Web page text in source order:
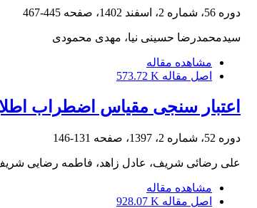
دوره 56، شماره 2، اسفند 1402، صفحه 445-467
سیدمحمدرضا حسینی نیا، مهدی محمودی
مشاهده مقاله
اصل مقاله 573.72 K
اعتبار سنجی مقیاس اضطراب
دوره 52، شماره 2، 1397، صفحه 131-146
علی رضائی شریف، عادل زاهد، فاطمه رضایی
مشاهده مقاله
اصل مقاله 928.07 K